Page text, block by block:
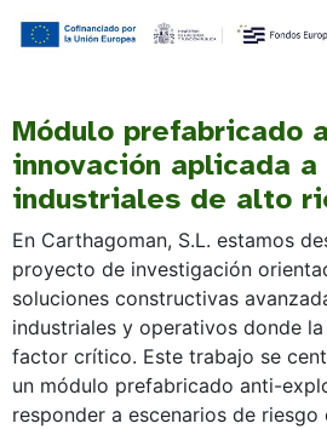
Módulo prefabricado
innovación aplicada a
industriales de alto
En Carthagoman, S.L. estamos
proyecto de investigación
soluciones constructivas
industriales y operativos donde
factor crítico. Este trabajo se
un módulo prefabricado anti-
responder a escenarios de